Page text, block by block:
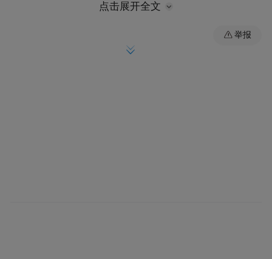
鲜明的“中国石化”印记。近年来，中国石化
与青岛的合作持续升级，从项目落地到资本
运作，这家“巨无霸”央企正与青岛越走越
点击展开全文
举报